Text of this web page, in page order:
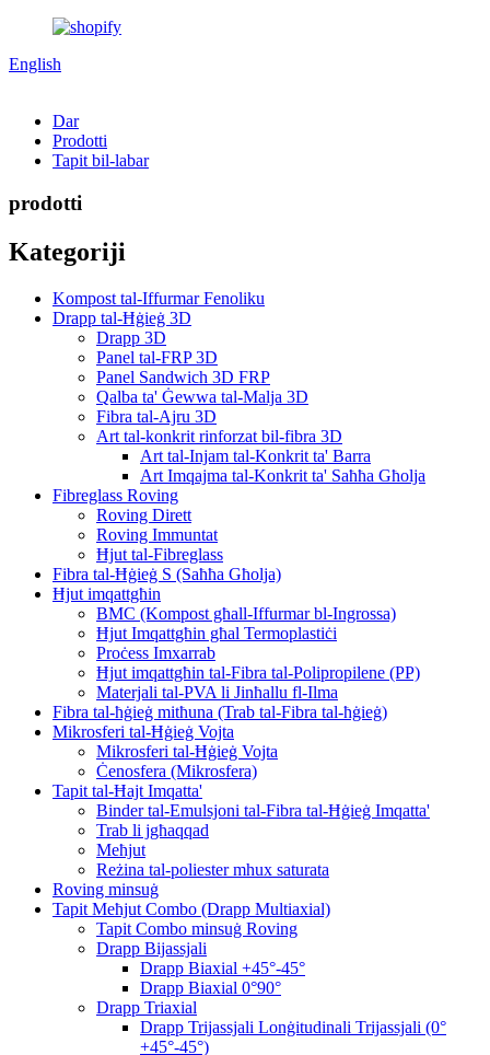
English
Dar
Prodotti
Tapit bil-labar
prodotti
Kategoriji
Kompost tal-Iffurmar Fenoliku
Drapp tal-Ħġieġ 3D
Drapp 3D
Panel tal-FRP 3D
Panel Sandwich 3D FRP
Qalba ta' Ġewwa tal-Malja 3D
Fibra tal-Ajru 3D
Art tal-konkrit rinforzat bil-fibra 3D
Art tal-Injam tal-Konkrit ta' Barra
Art Imqajma tal-Konkrit ta' Saħħa Għolja
Fibreglass Roving
Roving Dirett
Roving Immuntat
Ħjut tal-Fibreglass
Fibra tal-Ħġieġ S (Saħħa Għolja)
Ħjut imqattgħin
BMC (Kompost għall-Iffurmar bl-Ingrossa)
Ħjut Imqattgħin għal Termoplastiċi
Proċess Imxarrab
Ħjut imqattgħin tal-Fibra tal-Polipropilene (PP)
Materjali tal-PVA li Jinħallu fl-Ilma
Fibra tal-ħġieġ mitħuna (Trab tal-Fibra tal-ħġieġ)
Mikrosferi tal-Ħġieġ Vojta
Mikrosferi tal-Ħġieġ Vojta
Ċenosfera (Mikrosfera)
Tapit tal-Ħajt Imqatta'
Binder tal-Emulsjoni tal-Fibra tal-Ħġieġ Imqatta'
Trab li jgħaqqad
Meħjut
Reżina tal-poliester mhux saturata
Roving minsuġ
Tapit Meħjut Combo (Drapp Multiaxial)
Tapit Combo minsuġ Roving
Drapp Bijassjali
Drapp Biaxial +45°-45°
Drapp Biaxial 0°90°
Drapp Triaxial
Drapp Trijassjali Lonġitudinali Trijassjali (0°
+45°-45°)